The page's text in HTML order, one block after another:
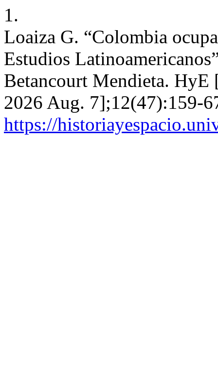
1.
Loaiza G. “Colombia
Estudios
Betancourt Mendieta.
2026 Aug. 7];12(47):159-
https://